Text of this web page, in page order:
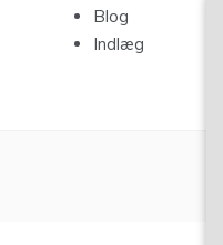
Blog
Indlæg